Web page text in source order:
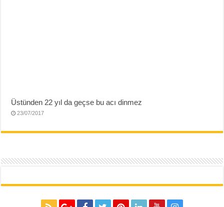
Üstünden 22 yıl da geçse bu acı dinmez
23/07/2017